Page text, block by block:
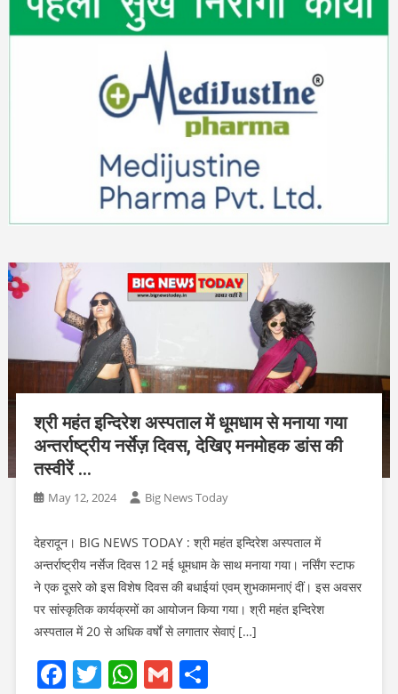
श्री महंत इन्दिरेश अस्पताल में धूमधाम से मनाया गया
अन्तर्राष्ट्रीय नर्सेज़ दिवस, देखिए मनमोहक डांस की
तस्वीरें …
May 12, 2024 Big News Today
देहरादून। BIG NEWS TODAY : श्री महंत इन्दिरेश अस्पताल में
अन्तर्राष्ट्रीय नर्सेज दिवस 12 मई धूमधाम के साथ मनाया गया। नर्सिंग स्टाफ
ने एक दूसरे को इस विशेष दिवस की बधाईयां एवम् शुभकामनाएं दीं। इस अवसर
पर सांस्कृतिक कार्यक्रमों का आयोजन किया गया। श्री महंत इन्दिरेश
अस्पताल में 20 से अधिक वर्षों से लगातार सेवाएं […]
Facebook
Twitter
WhatsApp
GmailShare